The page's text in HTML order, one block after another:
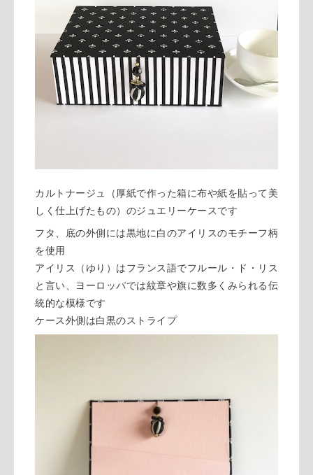
カルトナージュ（厚紙で作った箱に布や紙を貼って美
しく仕上げたもの）のジュエリーケースです
フタ、底の外側には黒地に白のアイリスのモチーフ柄
を使用
アイリス（ゆり）はフランス語でフルール・ド・リス
と言い、ヨーロッパでは紋章や旗に数多くみられる伝
統的な模様です
ケース外側は白黒のストライプ